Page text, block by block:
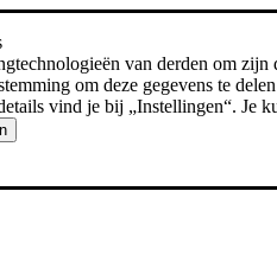
van derden om zijn
om deze gegevens te
vind je bij „Instellingen“. Je
jezelf de beste prijs!